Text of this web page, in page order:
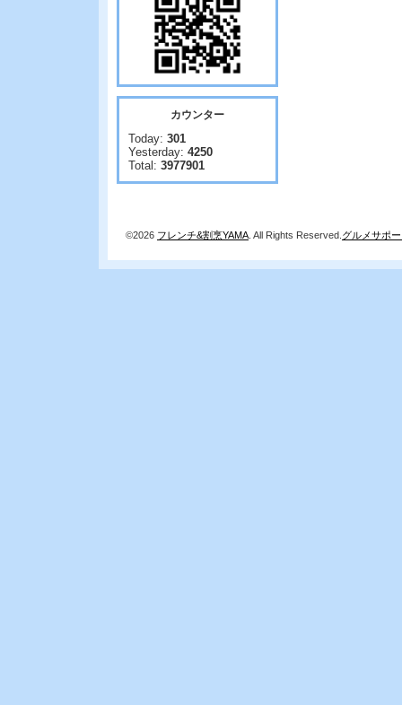
カウンター
Today: 301
Yesterday: 4250
Total: 3977901
©2026 フレンチ&割烹YAMA . All Rights Reserved. グルメサポ